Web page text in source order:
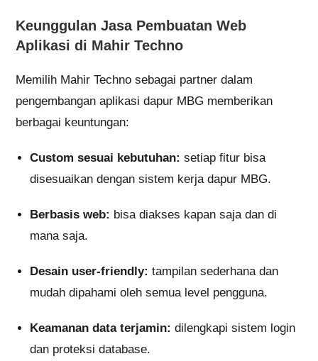
Keunggulan Jasa Pembuatan Web
Aplikasi di Mahir Techno
Memilih Mahir Techno sebagai partner dalam
pengembangan aplikasi dapur MBG memberikan
berbagai keuntungan:
Custom sesuai kebutuhan: setiap fitur bisa
disesuaikan dengan sistem kerja dapur MBG.
Berbasis web: bisa diakses kapan saja dan di
mana saja.
Desain user-friendly: tampilan sederhana dan
mudah dipahami oleh semua level pengguna.
Keamanan data terjamin: dilengkapi sistem login
dan proteksi database.